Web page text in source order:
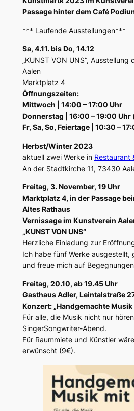
Passage hinter dem Café
*** Laufende Ausstellungen***
Sa, 4.11. bis Do, 14.12
„KUNST VON UNS“, Ausstellung
Aalen
Marktplatz 4
Öffnungszeiten:
Mittwoch | 14:00 – 17:00 Uhr
Donnerstag | 16:00 – 19:00
Fr, Sa, So, Feiertage | 10:30 –
Herbst/Winter 2023
aktuell zwei Werke in Restaurant
An der Stadtkirche 11, 73430
Freitag, 3. November, 19 Uhr
Marktplatz 4, in der Passage
Altes Rathaus
Vernissage im Kunstverein
„KUNST VON UNS“
Herzliche Einladung zur
Ich habe fünf Werke ausgestellt,
und freue mich auf
Freitag, 20.10, ab 19.45 Uhr
Gasthaus Adler, Leintalstraße
Konzert: „Handgemachte Musik
Für alle, die Musik nicht nur
SingerSongwriter-Abend.
Für Raummiete und Künstler
erwünscht (9€).